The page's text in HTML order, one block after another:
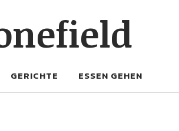
GERICHTE ESSEN GEHEN